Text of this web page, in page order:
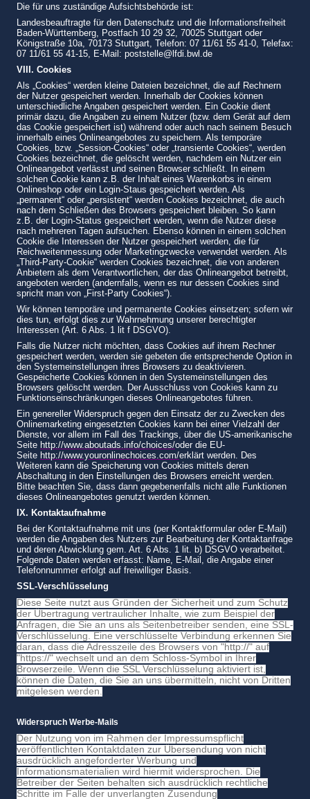
Die für uns zuständige Aufsichtsbehörde ist:
Landesbeauftragte für den Datenschutz und die Informationsfreiheit
Baden-Württemberg, Postfach 10 29 32, 70025 Stuttgart oder
Königstraße 10a, 70173 Stuttgart, Telefon: 07 11/61 55 41-0, Telefax:
07 11/61 55 41-15, E-Mail: poststelle@lfdi.bwl.de
VIII. Cookies
Als „Cookies“ werden kleine Dateien bezeichnet, die auf Rechnern
der Nutzer gespeichert werden. Innerhalb der Cookies können
unterschiedliche Angaben gespeichert werden. Ein Cookie dient
primär dazu, die Angaben zu einem Nutzer (bzw. dem Gerät auf dem
das Cookie gespeichert ist) während oder auch nach seinem Besuch
innerhalb eines Onlineangebotes zu speichern. Als temporäre
Cookies, bzw. „Session-Cookies“ oder „transiente Cookies“, werden
Cookies bezeichnet, die gelöscht werden, nachdem ein Nutzer ein
Onlineangebot verlässt und seinen Browser schließt. In einem
solchen Cookie kann z.B. der Inhalt eines Warenkorbs in einem
Onlineshop oder ein Login-Staus gespeichert werden. Als
„permanent“ oder „persistent“ werden Cookies bezeichnet, die auch
nach dem Schließen des Browsers gespeichert bleiben. So kann
z.B. der Login-Status gespeichert werden, wenn die Nutzer diese
nach mehreren Tagen aufsuchen. Ebenso können in einem solchen
Cookie die Interessen der Nutzer gespeichert werden, die für
Reichweitenmessung oder Marketingzwecke verwendet werden. Als
„Third-Party-Cookie“ werden Cookies bezeichnet, die von anderen
Anbietern als dem Verantwortlichen, der das Onlineangebot betreibt,
angeboten werden (andernfalls, wenn es nur dessen Cookies sind
spricht man von „First-Party Cookies“).
Wir können temporäre und permanente Cookies einsetzen; sofern wir
dies tun, erfolgt dies zur Wahrnehmung unserer berechtigter
Interessen (Art. 6 Abs. 1 lit f DSGVO).
Falls die Nutzer nicht möchten, dass Cookies auf ihrem Rechner
gespeichert werden, werden sie gebeten die entsprechende Option in
den Systemeinstellungen ihres Browsers zu deaktivieren.
Gespeicherte Cookies können in den Systemeinstellungen des
Browsers gelöscht werden. Der Ausschluss von Cookies kann zu
Funktionseinschränkungen dieses Onlineangebotes führen.
Ein genereller Widerspruch gegen den Einsatz der zu Zwecken des
Onlinemarketing eingesetzten Cookies kann bei einer Vielzahl der
Dienste, vor allem im Fall des Trackings, über die US-amerikanische
Seite http://www.aboutads.info/choices/oder die EU-
Seite http://www.youronlinechoices.com/erklärt werden. Des
Weiteren kann die Speicherung von Cookies mittels deren
Abschaltung in den Einstellungen des Browsers erreicht werden.
Bitte beachten Sie, dass dann gegebenenfalls nicht alle Funktionen
dieses Onlineangebotes genutzt werden können.
IX. Kontaktaufnahme
Bei der Kontaktaufnahme mit uns (per Kontaktformular oder E-Mail)
werden die Angaben des Nutzers zur Bearbeitung der Kontaktanfrage
und deren Abwicklung gem. Art. 6 Abs. 1 lit. b) DSGVO verarbeitet.
Folgende Daten werden erfasst: Name, E-Mail, die Angabe einer
Telefonnummer erfolgt auf freiwilliger Basis.
SSL-Vers​chlüsselung
Diese Seite nutzt aus Gründen der Sicherheit und zum Schutz
der Übertragung vertraulicher Inhalte, wie zum Beispiel der
Anfragen, die Sie an uns als Seitenbetreiber senden, eine SSL-
Verschlüsselung. Eine verschlüsselte Verbindung erkennen Sie
daran, dass die Adresszeile des Browsers von "http://" auf
"https://" wechselt und an dem Schloss-Symbol in Ihrer
Browserzeile. Wenn die SSL Verschlüsselung aktiviert ist,
können die Daten, die Sie an uns übermitteln, nicht von Dritten
mitgelesen werden.
Widerspruch Werbe-Mails
Der Nutzung von im Rahmen der Impressumspflicht
veröffentlichten Kontaktdaten zur Übersendung von nicht
ausdrücklich angeforderter Werbung und
Informationsmaterialien wird hiermit widersprochen. Die
Betreiber der Seiten behalten sich ausdrücklich rechtliche
Schritte im Falle der unverlangten Zusendung